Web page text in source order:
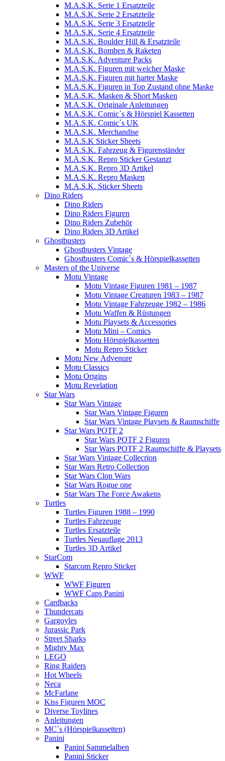
M.A.S.K. Serie 1 Ersatzteile
M.A.S.K. Serie 2 Ersatzteile
M.A.S.K. Serie 3 Ersatzteile
M.A.S.K. Serie 4 Ersatzteile
M.A.S.K. Boulder Hill & Ersatzteile
M.A.S.K. Bomben & Raketen
M.A.S.K. Adventure Packs
M.A.S.K. Figuren mit weicher Maske
M.A.S.K. Figuren mit harter Maske
M.A.S.K. Figuren in Top Zustand ohne Maske
M.A.S.K. Masken & Short Masken
M.A.S.K. Originale Anleitungen
M.A.S.K. Comic´s & Hörspiel Kassetten
M.A.S.K. Comic´s UK
M.A.S.K. Merchandise
M.A.S.K Sticker Sheets
M.A.S.K. Fahrzeug & Figurenständer
M.A.S.K. Repro Sticker Gestanzt
M.A.S.K. Repro 3D Artikel
M.A.S.K. Repro Masken
M.A.S.K. Sticker Sheets
Dino Riders
Dino Riders
Dino Riders Figuren
Dino Riders Zubehör
Dino Riders 3D Artikel
Ghostbusters
Ghostbusters Vintage
Ghostbusters Comic´s & Hörspielkassetten
Masters of the Universe
Motu Vintage
Motu Vintage Figuren 1981 – 1987
Motu Vintage Creaturen 1983 – 1987
Motu Vintage Fahrzeuge 1982 – 1986
Motu Waffen & Rüstungen
Motu Playsets & Accessories
Motu Mini – Comics
Motu Hörspielkassetten
Motu Repro Sticker
Motu New Advenure
Motu Classics
Motu Origins
Motu Revelation
Star Wars
Star Wars Vintage
Star Wars Vintage Figuren
Star Wars Vintage Playsets & Raumschiffe
Star Wars POTF 2
Star Wars POTF 2 Figuren
Star Wars POTF 2 Raumschiffe & Playsets
Star Wars Vintage Collecrion
Star Wars Retro Collection
Star Wars Clon Wars
Star Wars Rogue one
Star Wars The Force Awakens
Turtles
Turtles Figuren 1988 – 1990
Turtles Fahrzeuge
Turtles Ersatzteile
Turtles Neuauflage 2013
Turtles 3D Artikel
StarCom
Starcom Repro Sticker
WWF
WWF Figuren
WWF Caps Panini
Cardbacks
Thundercats
Gargoyles
Jurassic Park
Street Sharks
Mighty Max
LEGO
Ring Raiders
Hot Wheels
Neca
McFarlane
Kiss Figuren MOC
Diverse Toylines
Anleitungen
MC´s (Hörspielkassetten)
Panini
Panini Sammelalben
Panini Sticker